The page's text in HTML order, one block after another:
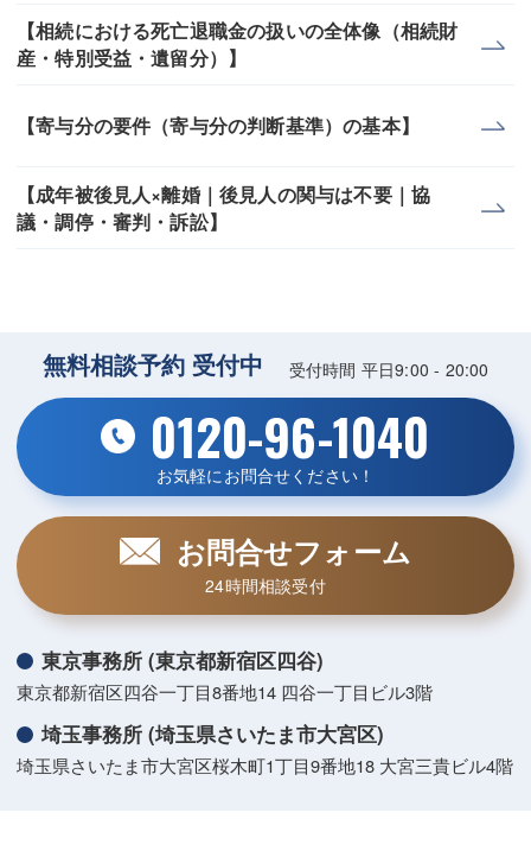
【相続における死亡退職金の扱いの全体像（相続財
産・特別受益・遺留分）】
【寄与分の要件（寄与分の判断基準）の基本】
【成年被後見人×離婚｜後見人の関与は不要｜協
議・調停・審判・訴訟】
無料相談予約 受付中 受付時間 平日9:00 - 20:00
0120-96-1040
お気軽にお問合せください！
お問合せフォーム
24時間相談受付
東京事務所 (東京都新宿区四谷)
東京都新宿区四谷一丁目8番地14 四谷一丁目ビル3階
埼玉事務所 (埼玉県さいたま市大宮区)
埼玉県さいたま市大宮区桜木町1丁目9番地18 大宮三貴ビル4階